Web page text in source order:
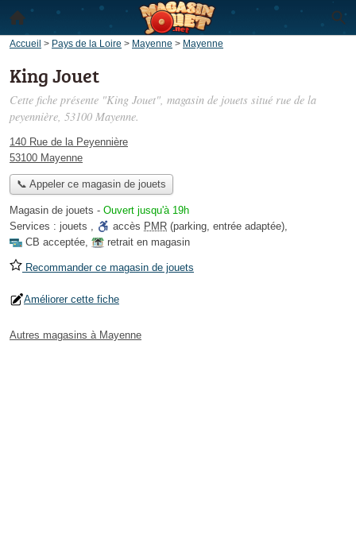
Accueil > Pays de la Loire > Mayenne > Mayenne
King Jouet
Cette fiche présente "King Jouet", magasin de jouets situé rue de la
peyennière, 53100 Mayenne.
140 Rue de la Peyennière
53100 Mayenne
📞 Appeler ce magasin de jouets
Magasin de jouets - Ouvert jusqu'à 19h
Services : jouets , accès PMR (parking, entrée adaptée),
CB acceptée, retrait en magasin
Recommander ce magasin de jouets
Améliorer cette fiche
Autres magasins à Mayenne